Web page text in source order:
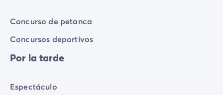
Concurso de petanca
Concursos deportivos
Por la tarde
Espectáculo